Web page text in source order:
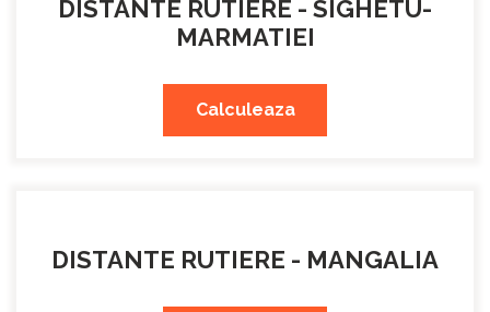
DISTANTE RUTIERE - SIGHETU-
MARMATIEI
Calculeaza
DISTANTE RUTIERE - MANGALIA